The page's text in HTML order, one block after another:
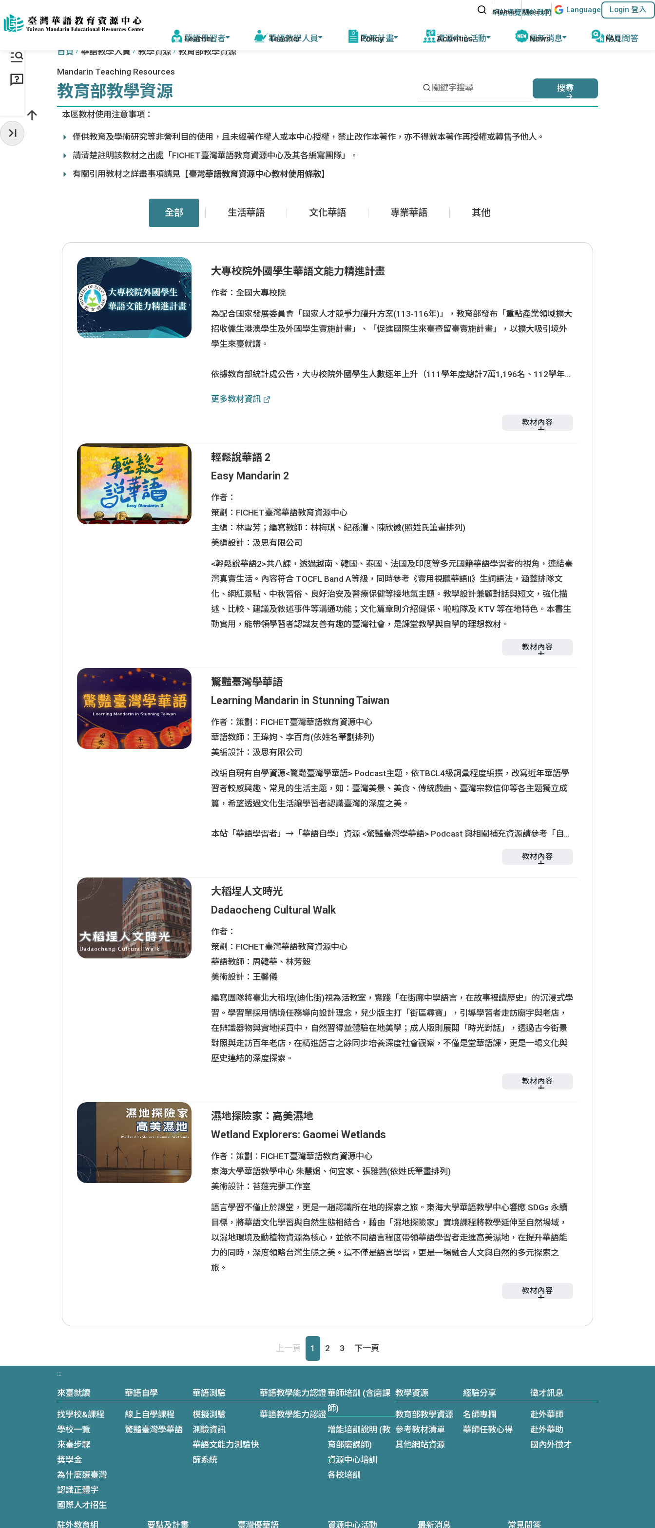
跳到主要內容區塊
站內搜尋
網站導覽關於我們 Language Login 登入
華語學習者
找學校&課程
學校一覽
獎學金
認識正體字
國際人才招生
驚豔臺灣學華語 測驗資訊
篩系統
華語教學人員
增能培訓說明 (教育部磨
各校培訓
教育部教學資源
參考教材清單
名師專欄
華師任教心得
赴外華師
政策計畫
相關計畫
計畫緣起
優華語官方資訊
資源中心活動
赴外任教行前說明
會
年會ACTFL
最新消息 常見問答
首頁 華語教學人員 教學資源 教育部教學資源
Mandarin Teaching Resources
教育部教學資源 搜尋
本區教材使用注意事項：
僅供教育及學術研究等非營利目的使用，且未經著作權人或本中心授權，禁止改作本著作，亦不得就本著作再授權或轉售予他人。
請清楚註明該教材之出處「FICHET臺灣華語教育資源中心及其各編寫團隊」。
有關引用教材之詳盡事項請見 【臺灣華語教育資源中心教材使用條款】
全部 生活華語 文化華語 專業華語 其他
大專校院外國學生華語文能力精進計畫
作者：全國大專校院
為配合國家發展委員會「國家人才競爭力躍升方案(113-116年)」，教育部發布「重點產業領域擴大
招收僑生港澳學生及外國學生實施計畫」、「促進國際生來臺暨留臺實施計畫」，以擴大吸引境外
學生來臺就讀。
依據教育部統計處公告，大專校院外國學生人數逐年上升（111學年度總計7萬1,196名、112學年度
意願，教育部自113年底規劃「大專校院外國學生華語文能力精進計畫」，以「強化大專校院華語
教學品質」、「提升外國學生華語能力」、「提高外國學生在臺適應能力」為目標，引導學校精進
更多教材資訊
教材內容
精進計畫教案成果
輕鬆說華語 2
Easy Mandarin 2
作者：
策劃：FICHET臺灣華語教育資源中心
主編：林雪芳；編寫教師：林梅琪、紀孫澧、陳欣徽(照姓氏筆畫排列)
美編設計：汲思有限公司
<輕鬆說華語2>共八課，透過越南、韓國、泰國、法國及印度等多元國籍華語學習者的視角，連結臺
灣真實生活。內容符合 TOCFL Band A等級，同時參考《實用視聽華語II》生詞語法，涵蓋排隊文
化、網紅景點、中秋習俗、良好治安及醫療保健等接地氣主題。教學設計兼顧對話與短文，強化描
述、比較、建議及敘述事件等溝通功能；文化篇章則介紹健保、啦啦隊及 KTV 等在地特色。本書生
動實用，能帶領學習者認識友善有趣的臺灣社會，是課堂教學與自學的理想教材。
教材內容
課程綱要 人物介紹 教學設計範例 索引表
文本
L1 說錯了沒關係L2 在受歡迎的咖啡店打卡L3 去運動酒吧看比賽
L5 見怪不怪，別擔心被偷
驚豔臺灣學華語
Learning Mandarin in Stunning Taiwan
作者：策劃：FICHET臺灣華語教育資源中心
華語教師：王瑋姁、李百育(依姓名筆劃排列)
美編設計：汲思有限公司
改編自現有自學資源<驚豔臺灣學華語> Podcast主題，依TBCL4級詞彙程度編撰，改寫近年華語學
習者較感興趣、常見的生活主題，如：臺灣美景、美食、傳統戲曲、臺灣宗教信仰等各主題獨立成
篇，希望透過文化生活讓學習者認識臺灣的深度之美。
本站「華語學習者」→「華語自學」資源 <驚豔臺灣學華語> Podcast 與相關補充資源請參考「自學
教材內容
太魯閣 太魯閣步道米其林美食 臺北101
大甲媽祖
自學專區資源補充
驚豔臺灣學華語podcast
大稻埕人文時光
Dadaocheng Cultural Walk
作者：
策劃：FICHET臺灣華語教育資源中心
華語教師：周韓華、林芳毅
美術設計：王馨儀
編寫團隊將臺北大稻埕(迪化街)視為活教室，實踐「在街廓中學語言，在故事裡讀歷史」的沉浸式學
習。學習單採用情境任務導向設計理念，兒少版主打「街區尋寶」，引導學習者走訪廟宇與老店，
在辨識器物與實地採買中，自然習得並體驗在地美學；成人版則展開「時光對話」，透過古今街景
對照與走訪百年老店，在精進語言之餘同步培養深度社會觀察，不僅是堂華語課，更是一場文化與
歷史連結的深度探索。
教材內容
兒少版(初中級) 成人版(初中級)
濕地探險家：高美濕地
Wetland Explorers: Gaomei Wetlands
作者：策劃：FICHET臺灣華語教育資源中心
東海大學華語教學中心 朱慧娟、何宜家、張雅茜(依姓氏筆畫排列)
美術設計：苔蒾完夢工作室
語言學習不僅止於課堂，更是一趟認識所在地的探索之旅。東海大學華語教學中心響應 SDGs 永續
目標，將華語文化學習與自然生態相結合，藉由「濕地探險家」實境課程將教學延伸至自然場域，
以濕地環境及動植物資源為核心，並依不同語言程度帶領華語學習者走進高美濕地，在提升華語能
力的同時，深度領略台灣生態之美。這不僅是語言學習，更是一場融合人文與自然的多元探索之
旅。
教材內容
成人版(中高級)
上一頁
1 2 3 下一頁
:::
來臺就讀
找學校&課程
學校一覽
來臺步驟
獎學金
為什麼選臺灣
認識正體字
國際人才招生
華語自學
線上自學課程
驚豔臺灣學華語
華語測驗
模擬測驗
測驗資訊
華語文能力測驗快
篩系統
華語教學能力認證
華語教學能力認證
華師培訓 (含磨課
師)
增能培訓說明 (教
育部磨課師)
資源中心培訓
各校培訓
教學資源
教育部教學資源
參考教材清單
其他網站資源
經驗分享
名師專欄
華師任教心得
徵才訊息
赴外華師
赴外華助
國內外徵才
駐外教育組 要點及計畫 臺灣優華語 資源中心活動 最新消息 常見問答
收起常用服務